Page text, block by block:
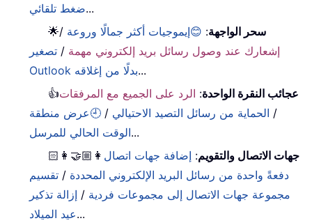
ضغط تلقائي...
🌟
سحر الواجهة: 😊إيموجيات أكثر جمالًا وروعة /
إشعارك عند وصول رسائل بريد إلكتروني مهمة / تصغير
Outlook بدلًا من إغلاقه...
👍
عجائب النقرة الواحدة: الرد على الجميع مع المرفقات
/ الحماية من رسائل التصيد الاحتيالي / 🕘عرض منطقة
الوقت الحالي للمرسل...
👩🏼‍🤝‍👩🏻
جهات الاتصال والتقويم: إضافة جهات اتصال
دفعةً واحدة من رسائل البريد الإلكتروني المحددة / تقسيم
مجموعة جهات الاتصال إلى مجموعات فردية / إزالة تذكير
عيد الميلاد...